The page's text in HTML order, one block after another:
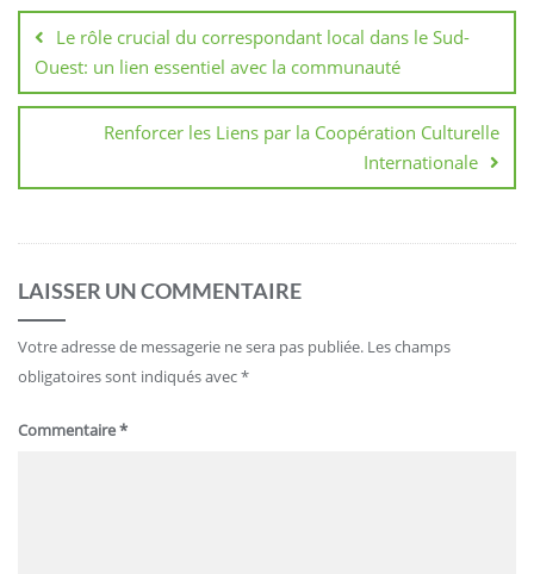
de
l’article
Le rôle crucial du correspondant local dans le Sud-
Ouest: un lien essentiel avec la communauté
Renforcer les Liens par la Coopération Culturelle
Internationale
LAISSER UN COMMENTAIRE
Votre adresse de messagerie ne sera pas publiée. Les champs
obligatoires sont indiqués avec*
Commentaire*